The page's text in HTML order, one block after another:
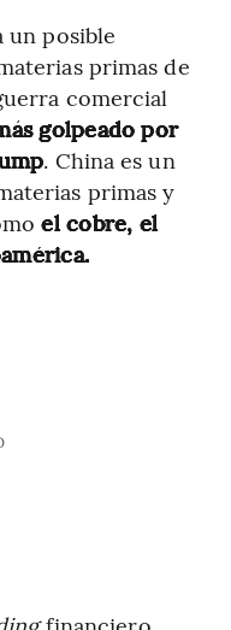
un posible
primas de
comercial
golpeado por
. China es un
primas y
el cobre, el